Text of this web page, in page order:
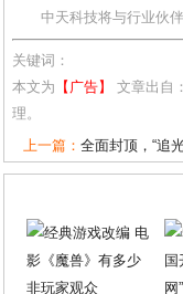
中天科技将与行业伙
关键词：
本文为 【广告】
文章出自
理。
上一篇： 全面封顶，“追